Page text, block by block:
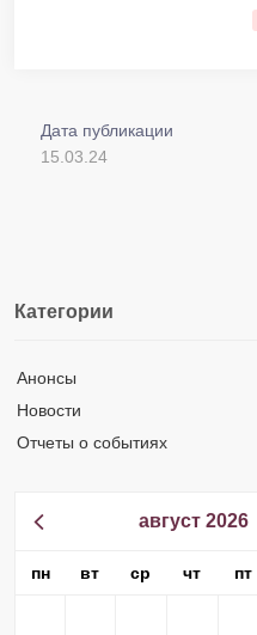
Дата публикации
15.03.24
Категории
Анонсы
Новости
Отчеты о событиях
август 2026
пн вт ср чт пт